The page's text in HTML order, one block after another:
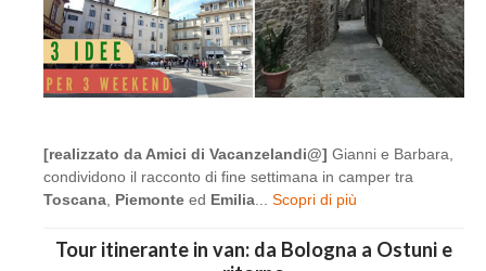
[realizzato da Amici di Vacanzelandi@] Gianni e Barbara,
condividono il racconto di fine settimana in camper tra
Toscana, Piemonte ed Emilia... Scopri di più
Tour itinerante in van: da Bologna a Ostuni e